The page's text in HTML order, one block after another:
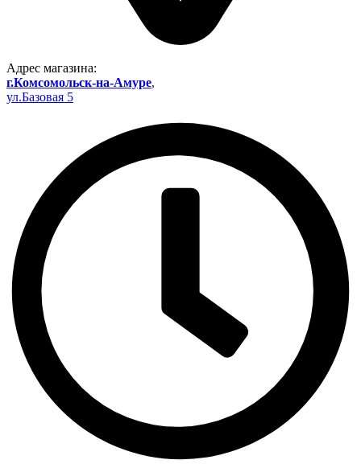
Адрес магазина:
г.Комсомольск-на-Амуре,
ул.Базовая 5